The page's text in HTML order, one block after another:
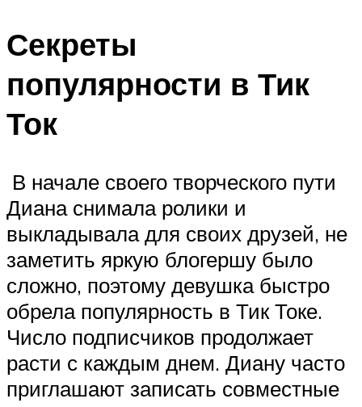
Секреты
популярности в Тик
Ток
В начале своего творческого пути
Диана снимала ролики и
выкладывала для своих друзей, не
заметить яркую блогершу было
сложно, поэтому девушка быстро
обрела популярность в Тик Токе.
Число подписчиков продолжает
расти с каждым днем. Диану часто
приглашают записать совместные